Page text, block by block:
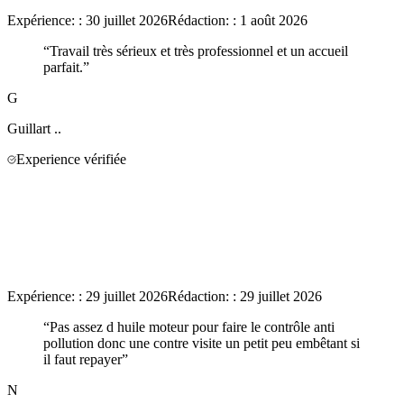
Expérience: : 30 juillet 2026Rédaction: : 1 août 2026
“Travail très sérieux et très professionnel et un accueil
parfait.”
G
Guillart ..
Experience vérifiée
Expérience: : 29 juillet 2026Rédaction: : 29 juillet 2026
“Pas assez d huile moteur pour faire le contrôle anti
pollution donc une contre visite un petit peu embêtant si
il faut repayer”
N